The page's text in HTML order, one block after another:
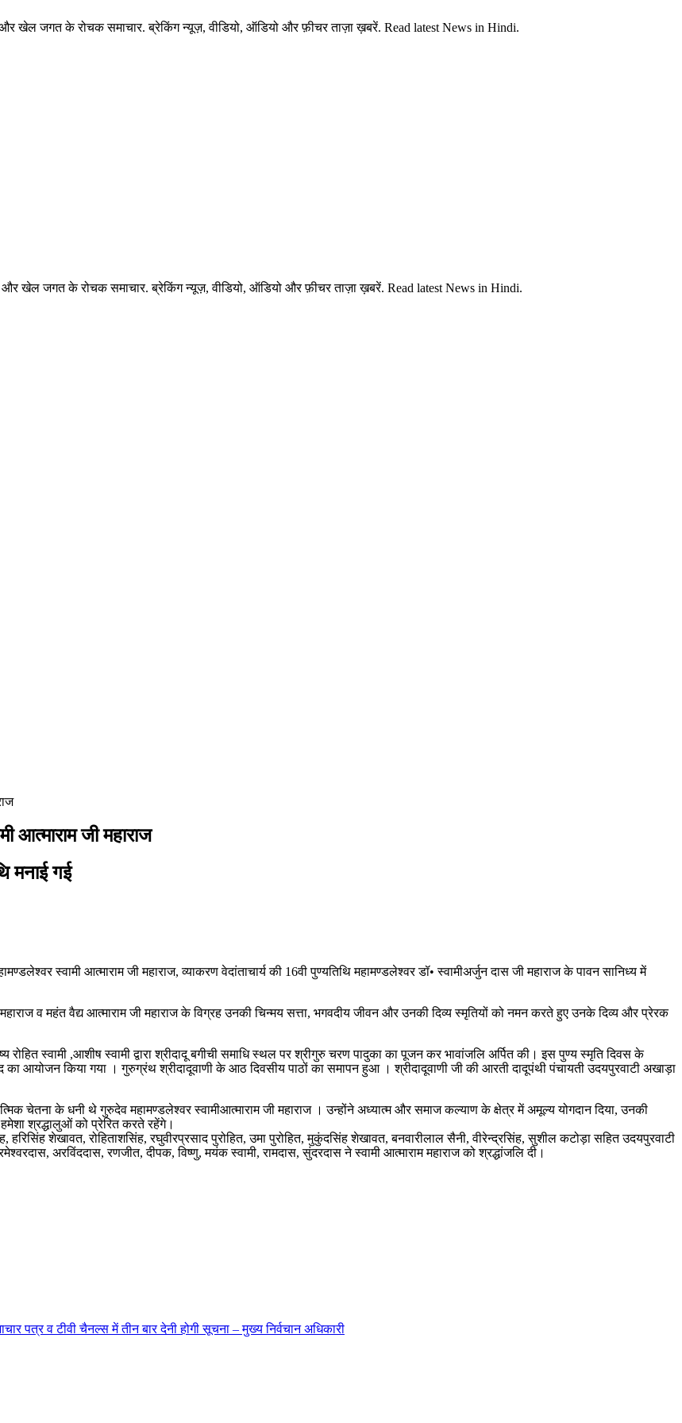
और खेल जगत के रोचक समाचार. ब्रेकिंग न्यूज़, वीडियो, ऑडियो और फ़ीचर ताज़ा ख़बरें. Read latest News in Hindi.
और खेल जगत के रोचक समाचार. ब्रेकिंग न्यूज़, वीडियो, ऑडियो और फ़ीचर ताज़ा ख़बरें. Read latest News in Hindi.
आत्माराम जी महाराज
मनाई गई
स्वामी आत्माराम जी महाराज, व्याकरण वेदांताचार्य की 16वी पुण्यतिथि महामण्डलेश्वर डॉ• स्वामीअर्जुन दास जी महाराज के पावन सानिध्य में
व महंत वैद्य आत्माराम जी महाराज के विग्रह उनकी चिन्मय सत्ता, भगवदीय जीवन और उनकी दिव्य स्मृतियों को नमन करते हुए उनके दिव्य और प्रेरक
रोहित स्वामी ,आशीष स्वामी द्वारा श्रीदादू बगीची समाधि स्थल पर श्रीगुरु चरण पादुका का पूजन कर भावांजलि अर्पित की। इस पुण्य स्मृति दिवस के
आयोजन किया गया । गुरुग्रंथ श्रीदादूवाणी के आठ दिवसीय पाठों का समापन हुआ । श्रीदादूवाणी जी की आरती दादूपंथी पंचायती उदयपुरवाटी अखाड़ा
चेतना के धनी थे गुरुदेव महामण्डलेश्वर स्वामीआत्माराम जी महाराज । उन्होंने अध्यात्म और समाज कल्याण के क्षेत्र में अमूल्य योगदान दिया, उनकी
श्रद्धालुओं को प्रेरित करते रहेंगे।
शेखावत, रोहिताशसिंह, रघुवीरप्रसाद पुरोहित, उमा पुरोहित, मुकुंदसिंह शेखावत, बनवारीलाल सैनी, वीरेन्द्रसिंह, सुशील कटोड़ा सहित उदयपुरवाटी
अरविंददास, रणजीत, दीपक, विष्णु, मयंक स्वामी, रामदास, सुंदरदास ने स्वामी आत्माराम महाराज को श्रद्धांजलि दी।
पत्र व टीवी चैनल्स में तीन बार देनी होगी सूचना – मुख्य निर्वचान अधिकारी